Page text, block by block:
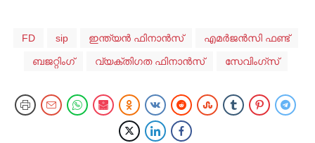
FD sip ഇന്ത്യൻ ഫിനാൻസ് എമർജൻസി ഫണ്ട്
ബജറ്റിംഗ് വ്യക്തിഗത ഫിനാൻസ് സേവിംഗ്സ്